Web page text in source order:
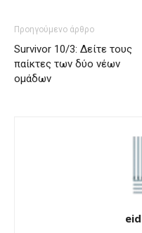
Προηγούμενο άρθρο
Survivor 10/3: Δείτε τους
παίκτες των δύο νέων
ομάδων